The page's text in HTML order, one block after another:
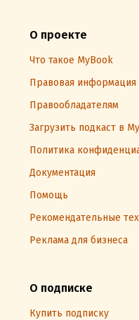
О проекте
Что такое MyBook
Правовая информация
Правообладателям
Загрузить подкаст в
Политика
Документация
Помощь
Рекомендательные
Реклама для бизнеса
О подписке
Купить подписку